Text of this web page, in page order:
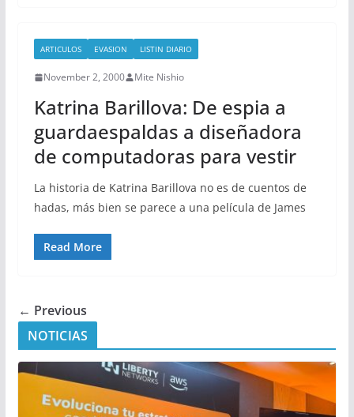
ARTICULOS EVASION LISTIN DIARIO
November 2, 2000 Mite Nishio
Katrina Barillova: De espia a
guardaespaldas a diseñadora
de computadoras para vestir
La historia de Katrina Barillova no es de cuentos de
hadas, más bien se parece a una película de James
Read More
← Previous
NOTICIAS